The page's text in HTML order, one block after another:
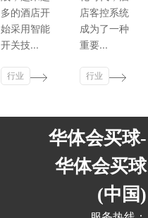
多的酒店开
始采用智能
开关技...
行业
店客控系统
成为了一种
重要...
行业
华体会买球-
华体会买球
(中国)